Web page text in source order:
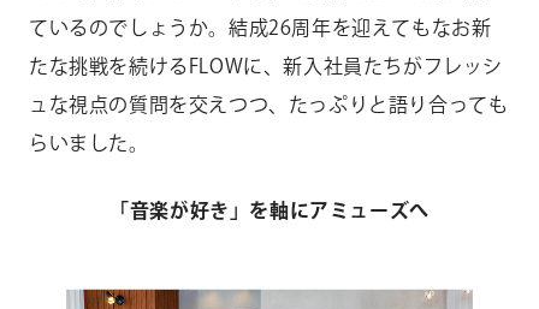
ているのでしょうか。結成26周年を迎えてもなお新
たな挑戦を続けるFLOWに、新入社員たちがフレッシ
ュな視点の質問を交えつつ、たっぷりと語り合っても
らいました。
「音楽が好き」を軸にアミューズへ